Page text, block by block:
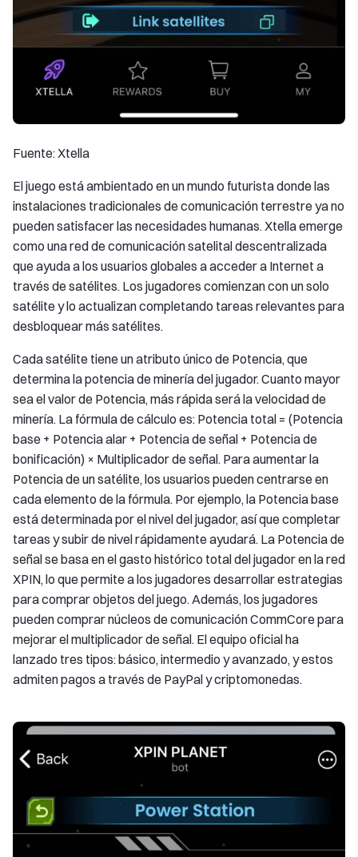
Fuente: Xtella
El juego está ambientado en un mundo futurista donde las
instalaciones tradicionales de comunicación terrestre ya no
pueden satisfacer las necesidades humanas. Xtella emerge
como una red de comunicación satelital descentralizada
que ayuda a los usuarios globales a acceder a Internet a
través de satélites. Los jugadores comienzan con un solo
satélite y lo actualizan completando tareas relevantes para
desbloquear más satélites.
Cada satélite tiene un atributo único de Potencia, que
determina la potencia de minería del jugador. Cuanto mayor
sea el valor de Potencia, más rápida será la velocidad de
minería. La fórmula de cálculo es: Potencia total = (Potencia
base + Potencia alar + Potencia de señal + Potencia de
bonificación) × Multiplicador de señal. Para aumentar la
Potencia de un satélite, los usuarios pueden centrarse en
cada elemento de la fórmula. Por ejemplo, la Potencia base
está determinada por el nivel del jugador, así que completar
tareas y subir de nivel rápidamente ayudará. La Potencia de
señal se basa en el gasto histórico total del jugador en la red
XPIN, lo que permite a los jugadores desarrollar estrategias
para comprar objetos del juego. Además, los jugadores
pueden comprar núcleos de comunicación CommCore para
mejorar el multiplicador de señal. El equipo oficial ha
lanzado tres tipos: básico, intermedio y avanzado, y estos
admiten pagos a través de PayPal y criptomonedas.